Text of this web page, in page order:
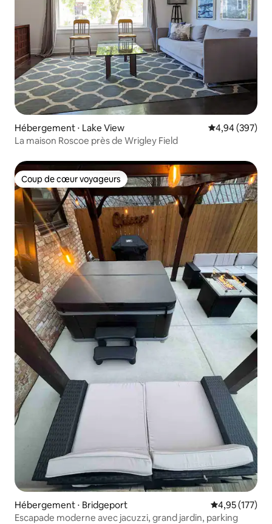
Hébergement ⋅ Lake View Évaluation
4,94 (397)
La maison Roscoe près de Wrigley Field
Coup de cœur voyageurs
Coup de cœur voyageurs
Hébergement ⋅ Bridgeport Évaluation
4,95 (177)
Escapade moderne avec jacuzzi, grand jardin, parking